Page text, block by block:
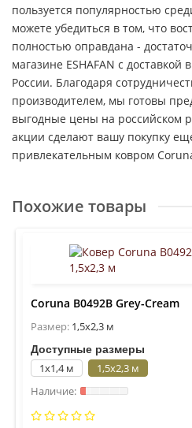
пользуется популярностью
можете убедиться в том, что
полностью оправдана -
магазине ESHAFAN с доставкой
России. Благодаря
производителем, мы готовы
выгодные цены на российском
акции сделают вашу покупку
привлекательным ковром
Похожие товары
Coruna B0492B Grey-Cream
Размер: 1,5x2,3 м
Доступные размеры
1x1,4 м 1,5x2,3 м